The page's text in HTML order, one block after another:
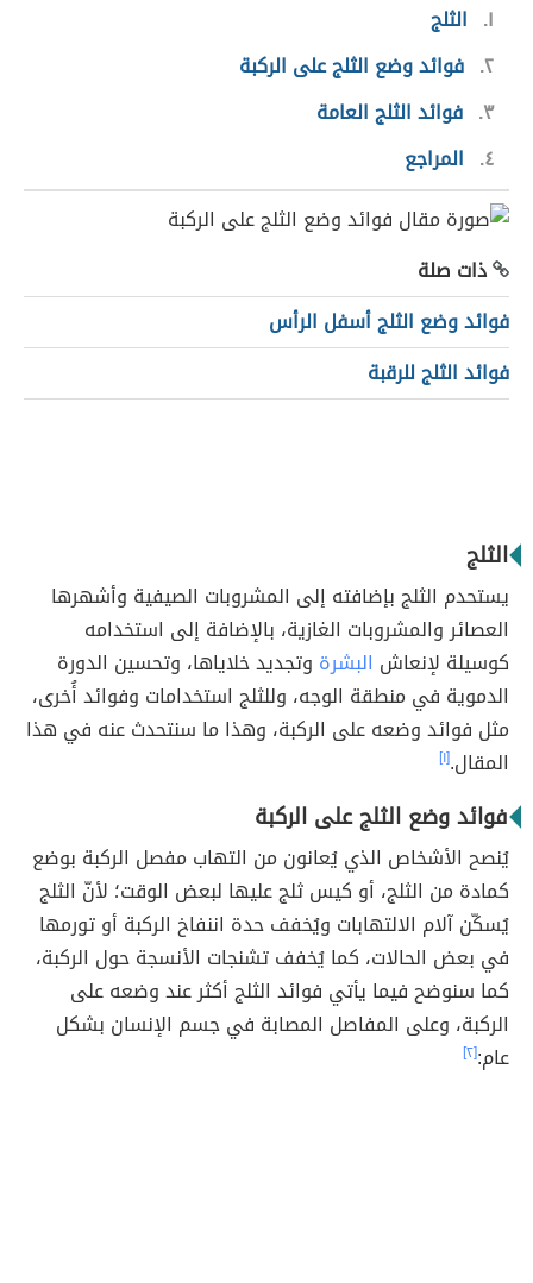
١
الثلج
٢ فوائد وضع الثلج على الركبة
٣ فوائد الثلج العامة
٤
المراجع
ذات صلة
فوائد وضع الثلج أسفل الرأس
فوائد الثلج للرقبة
الثلج
يستحدم الثلج بإضافته إلى المشروبات الصيفية وأشهرها
العصائر والمشروبات الغازية، بالإضافة إلى استخدامه
كوسيلة لإنعاش البشرة وتجديد خلاياها، وتحسين الدورة
الدموية في منطقة الوجه، وللثلج استخدامات وفوائد أُخرى،
مثل فوائد وضعه على الركبة، وهذا ما سنتحدث عنه في هذا
المقال.[١]
فوائد وضع الثلج على الركبة
يُنصح الأشخاص الذي يُعانون من التهاب مفصل الركبة بوضع
كمادة من الثلج، أو كيس ثلج عليها لبعض الوقت؛ لأنّ الثلج
يُسكّن آلام الالتهابات ويُخفف حدة اننفاخ الركبة أو تورمها
في بعض الحالات، كما يُخفف تشنجات الأنسجة حول الركبة،
كما سنوضح فيما يأتي فوائد الثلج أكثر عند وضعه على
الركبة، وعلى المفاصل المصابة في جسم الإنسان بشكل
عام:[٢]